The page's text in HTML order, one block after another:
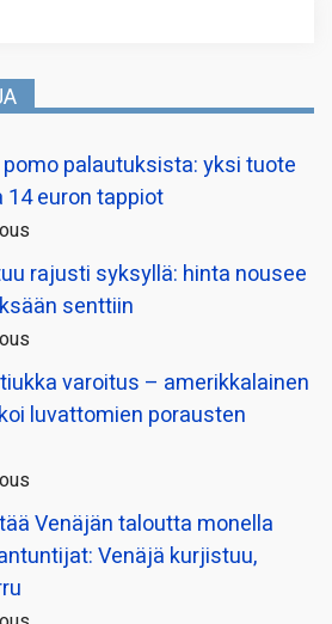
palautuksista: yksi tuote
euron tappiot
rajusti syksyllä: hinta nousee
senttiin
varoitus – amerikkalainen
luvattomien porausten
Venäjän taloutta monella
Venäjä kurjistuu,